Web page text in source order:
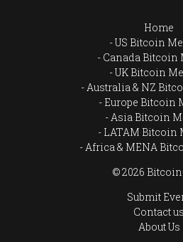
Home
US Bitcoin
Canada Bitcoin
UK Bitcoin
Australia & NZ
Europe Bitcoin
Asia Bitcoin
LATAM Bitcoin
Africa & MENA
© 2026
Submit
Contact us
About Us